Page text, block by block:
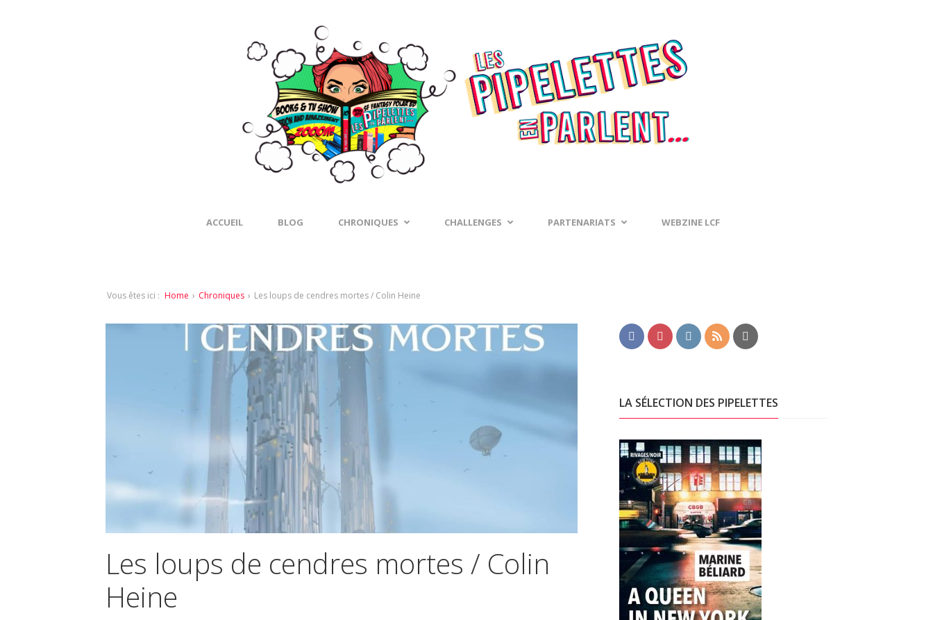
ACCUEIL BLOG CHRONIQUES CHALLENGES PARTENARIATS WEBZINE LCF
Vous êtes ici : Home › Chroniques › Les loups de cendres mortes / Colin Heine
Les loups de cendres mortes / Colin
Heine
LA SÉLECTION DES PIPELETTES